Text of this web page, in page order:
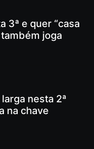
3ª e quer “casa
joga
nesta 2ª
na chave